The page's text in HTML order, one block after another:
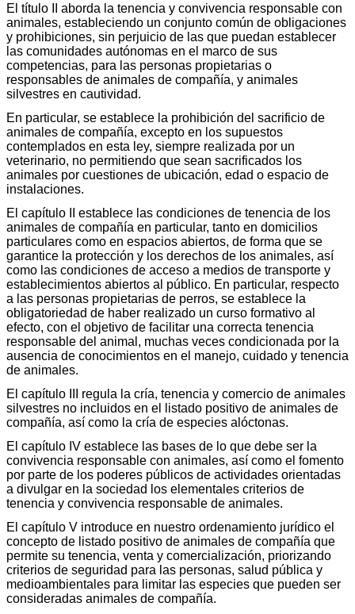
El título II aborda la tenencia y convivencia responsable con
animales, estableciendo un conjunto común de obligaciones
y prohibiciones, sin perjuicio de las que puedan establecer
las comunidades autónomas en el marco de sus
competencias, para las personas propietarias o
responsables de animales de compañía, y animales
silvestres en cautividad.
En particular, se establece la prohibición del sacrificio de
animales de compañía, excepto en los supuestos
contemplados en esta ley, siempre realizada por un
veterinario, no permitiendo que sean sacrificados los
animales por cuestiones de ubicación, edad o espacio de
instalaciones.
El capítulo II establece las condiciones de tenencia de los
animales de compañía en particular, tanto en domicilios
particulares como en espacios abiertos, de forma que se
garantice la protección y los derechos de los animales, así
como las condiciones de acceso a medios de transporte y
establecimientos abiertos al público. En particular, respecto
a las personas propietarias de perros, se establece la
obligatoriedad de haber realizado un curso formativo al
efecto, con el objetivo de facilitar una correcta tenencia
responsable del animal, muchas veces condicionada por la
ausencia de conocimientos en el manejo, cuidado y tenencia
de animales.
El capítulo III regula la cría, tenencia y comercio de animales
silvestres no incluidos en el listado positivo de animales de
compañía, así como la cría de especies alóctonas.
El capítulo IV establece las bases de lo que debe ser la
convivencia responsable con animales, así como el fomento
por parte de los poderes públicos de actividades orientadas
a divulgar en la sociedad los elementales criterios de
tenencia y convivencia responsable de animales.
El capítulo V introduce en nuestro ordenamiento jurídico el
concepto de listado positivo de animales de compañía que
permite su tenencia, venta y comercialización, priorizando
criterios de seguridad para las personas, salud pública y
medioambientales para limitar las especies que pueden ser
consideradas animales de compañía.